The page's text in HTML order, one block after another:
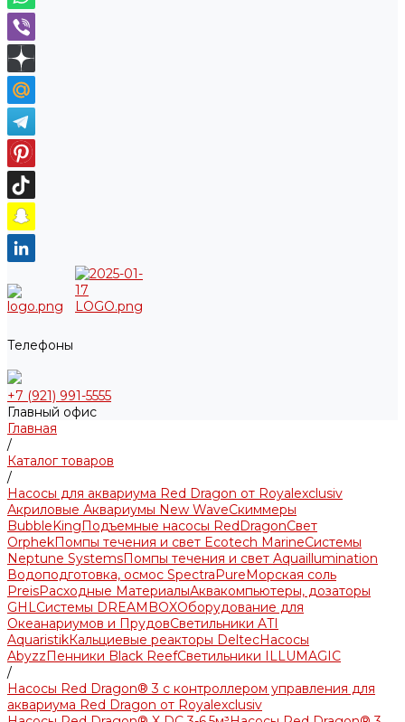
Телефоны
+7 (921) 991-5555
Главный офис
Главная
/
Каталог товаров
/
Насосы для аквариума Red Dragon от Royalexclusiv
Акриловые Аквариумы New WaveСкиммеры
BubbleKingПодъемные насосы RedDragonСвет
OrphekПомпы течения и свет Ecotech MarineСистемы
Neptune SystemsПомпы течения и свет Aquaillumination
Водоподготовка, осмос SpectraPureМорская соль
PreisРасходные МатериалыАквакомпьютеры, дозаторы
GHLСистемы DREAMBOXОборудование для
Океанариумов и ПрудовСветильники ATI
AquaristikКальциевые реакторы DeltecНасосы
AbyzzПенники Black ReefСветильники ILLUMAGIC
/
Насосы Red Dragon® 3 с контроллером управления для
аквариума Red Dragon от Royalexclusiv